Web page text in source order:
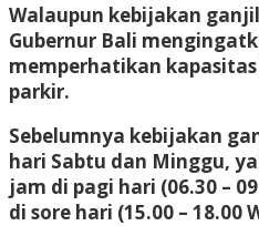
Walaupun kebijakan
Gubernur Bali
memperhatikan
parkir.
Sebelumnya kebijakan
hari Sabtu dan Minggu,
jam di pagi hari (06.30 –
di sore hari (15.00 – 18.00